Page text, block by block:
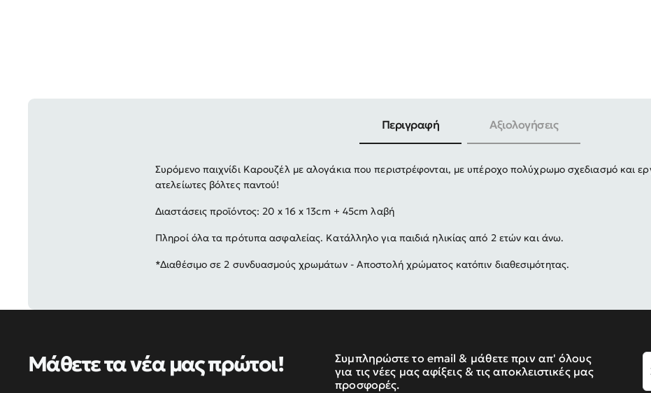
Περιγραφή Αξιολογήσεις
Συρόμενο παιχνίδι Καρουζέλ με αλογάκια που περιστρέφονται, με υπέροχο πολύχρωμο σχεδιασμό και
ατελείωτες βόλτες παντού!
Διαστάσεις προϊόντος: 20 x 16 x 13cm + 45cm λαβή
Πληροί όλα τα πρότυπα ασφαλείας. Κατάλληλο για παιδιά ηλικίας από 2 ετών και άνω.
*Διαθέσιμο σε 2 συνδυασμούς χρωμάτων - Αποστολή χρώματος κατόπιν διαθεσιμότητας.
Μάθετε τα νέα μας πρώτοι!
Συμπληρώστε το email & μάθετε πριν απ' όλους
για τις νέες μας αφίξεις & τις αποκλειστικές μας
προσφορές.
το